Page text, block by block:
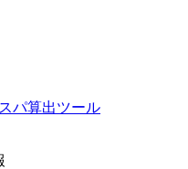
パ算出ツール